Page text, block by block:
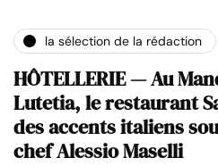
la sélection de la rédaction
HÔTELLERIE — Au
Lutetia, le restaurant
des accents italiens
chef Alessio Maselli